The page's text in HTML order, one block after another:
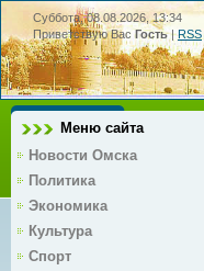
Суббота, 08.08.2026, 13:34
Приветствую Вас Гость|RSS
Меню сайта
Новости Омска
Политика
Экономика
Культура
Спорт